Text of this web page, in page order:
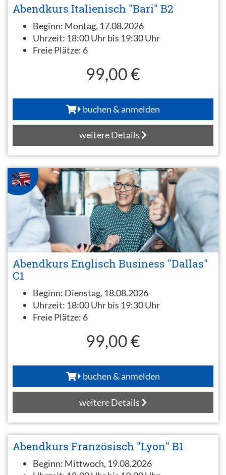
Abendkurs Italienisch "Bari" B2
Beginn: Montag, 17.08.2026
Uhrzeit: 18:00 Uhr bis 19:30 Uhr
Freie Plätze: 6
99,00 €
buchen & anmelden
weitere Details
Abendkurs Englisch Business "Dallas"
C1
Beginn: Dienstag, 18.08.2026
Uhrzeit: 18:00 Uhr bis 19:30 Uhr
Freie Plätze: 6
99,00 €
buchen & anmelden
weitere Details
Abendkurs Französisch "Lyon" B1
Beginn: Mittwoch, 19.08.2026